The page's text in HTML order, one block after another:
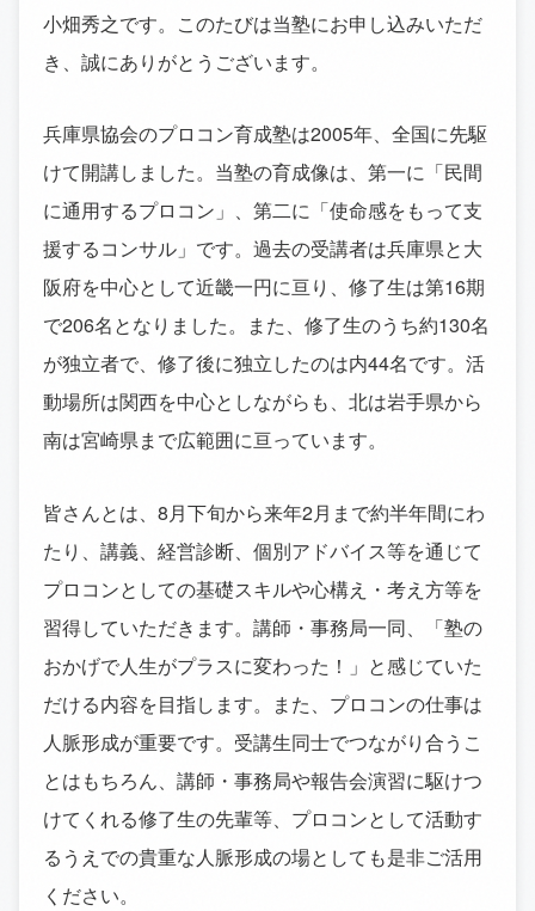
小畑秀之です。このたびは当塾にお申し込みいただ
き、誠にありがとうございます。
兵庫県協会のプロコン育成塾は2005年、全国に先駆
けて開講しました。当塾の育成像は、第一に「民間
に通用するプロコン」、第二に「使命感をもって支
援するコンサル」です。過去の受講者は兵庫県と大
阪府を中心として近畿一円に亘り、修了生は第16期
で206名となりました。また、修了生のうち約130名
が独立者で、修了後に独立したのは内44名です。活
動場所は関西を中心としながらも、北は岩手県から
南は宮崎県まで広範囲に亘っています。
皆さんとは、8月下旬から来年2月まで約半年間にわ
たり、講義、経営診断、個別アドバイス等を通じて
プロコンとしての基礎スキルや心構え・考え方等を
習得していただきます。講師・事務局一同、「塾の
おかげで人生がプラスに変わった！」と感じていた
だける内容を目指します。また、プロコンの仕事は
人脈形成が重要です。受講生同士でつながり合うこ
とはもちろん、講師・事務局や報告会演習に駆けつ
けてくれる修了生の先輩等、プロコンとして活動す
るうえでの貴重な人脈形成の場としても是非ご活用
ください。